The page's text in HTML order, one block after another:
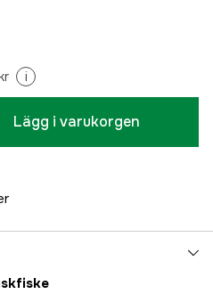
i
Lägg i varukorgen